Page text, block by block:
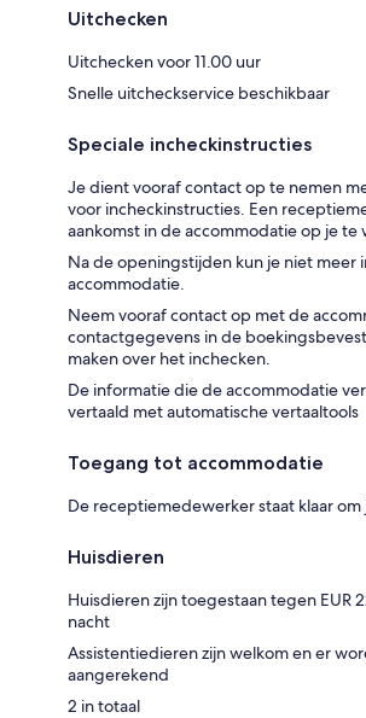
Uitchecken
Uitchecken voor 11.00 uur
Snelle uitcheckservice beschikbaar
Speciale incheckinstructies
Je dient vooraf contact op te nemen
voor incheckinstructies. Een
aankomst in de accommodatie op je te
Na de openingstijden kun je niet meer
accommodatie.
Neem vooraf contact op met de
contactgegevens in de
maken over het inchecken.
De informatie die de accommodatie
vertaald met automatische vertaaltools
Toegang tot accommodatie
De receptiemedewerker staat klaar
Huisdieren
Huisdieren zijn toegestaan tegen EUR
nacht
Assistentiedieren zijn welkom en er
aangerekend
2 in totaal